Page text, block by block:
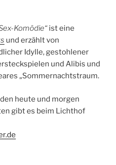
Komödie“ ist eine
und erzählt von
Idylle, gestohlener
und Alibis und
„Sommernachtstraum.
heute und morgen
gibt es beim Lichthof